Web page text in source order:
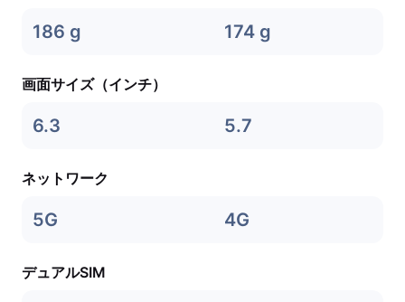
186 g 174 g
画面サイズ（インチ）
6.3 5.7
ネットワーク
5G 4G
デュアルSIM